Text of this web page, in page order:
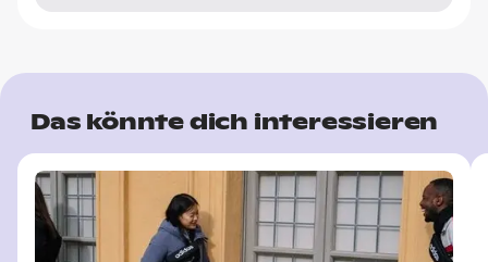
Das könnte dich interessieren